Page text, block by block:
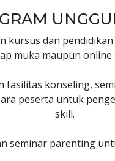
kursus dan
muka maupun online
fasilitas konseling,
peserta untuk
skill.
seminar parenting